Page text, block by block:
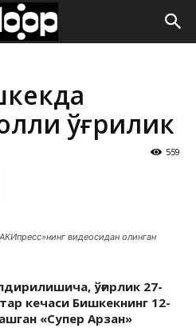
ўғрилик
559
видеосидан олинган
ўғирлик 27-
кечаси Бишкекнинг 12-
«Супер Арзан»